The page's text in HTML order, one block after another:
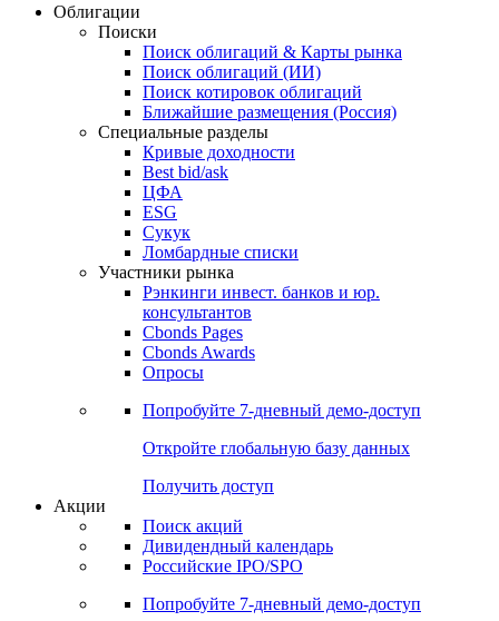
Облигации
Поиски
Поиск облигаций & Карты рынка
Поиск облигаций (ИИ)
Поиск котировок облигаций
Ближайшие размещения (Россия)
Специальные разделы
Кривые доходности
Best bid/ask
ЦФА
ESG
Сукук
Ломбардные списки
Участники рынка
Рэнкинги инвест. банков и юр.
консультантов
Cbonds Pages
Cbonds Awards
Опросы
Попробуйте 7-дневный демо-доступ
Откройте глобальную базу данных
Получить доступ
Акции
Поиск акций
Дивидендный календарь
Российские IPO/SPO
Попробуйте 7-дневный демо-доступ